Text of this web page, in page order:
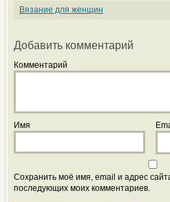
Вязание для женщин
Добавить комментарий
Комментарий
Имя
Сохранить моё имя, email и адрес
последующих моих комментариев.